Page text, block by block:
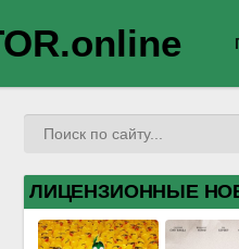
ЛИЦЕНЗИОННЫЕ